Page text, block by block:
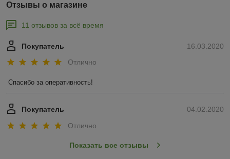
Отзывы о магазине
11 отзывов за всё время
16.03.2020
Покупатель
Отлично
Спасибо за оперативность!
04.02.2020
Покупатель
Отлично
Показать все отзывы